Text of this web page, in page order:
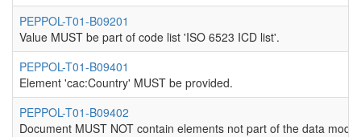
PEPPOL-T01-B09201
Value MUST be part of code list 'ISO 6523 ICD list'.
PEPPOL-T01-B09401
Element 'cac:Country' MUST be provided.
PEPPOL-T01-B09402
Document MUST NOT contain elements not part of the data